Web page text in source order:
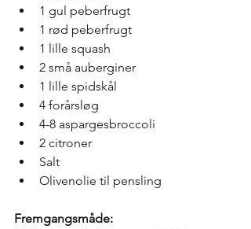
1 gul peberfrugt
1 rød peberfrugt
1 lille squash
2 små auberginer
1 lille spidskål
4 forårsløg
4-8 aspargesbroccoli
2 citroner
Salt
Olivenolie til pensling
Fremgangsmåde: